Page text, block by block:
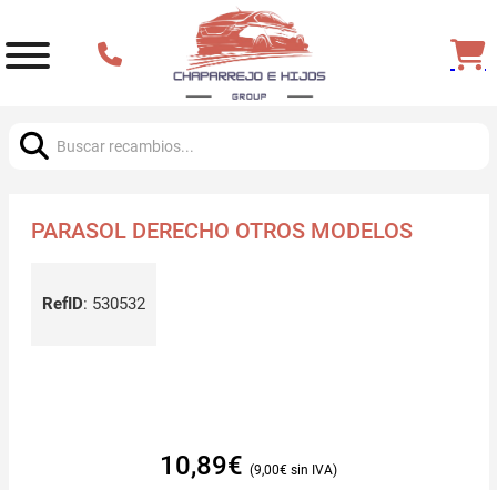
PARASOL DERECHO OTROS MODELOS
RefID: 530532
10,89€ 9,00€